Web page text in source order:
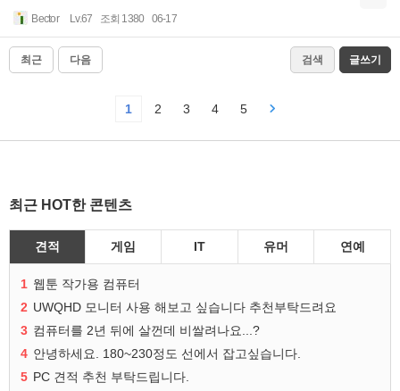
Bector Lv.67 조회 1380 06-17
최근 다음 검색 글쓰기
1 2 3 4 5
최근 HOT한 콘텐츠
견적 게임 IT 유머 연예
1 웹툰 작가용 컴퓨터
2 UWQHD 모니터 사용 해보고 싶습니다 추천부탁드려요
3 컴퓨터를 2년 뒤에 살껀데 비쌀려나요...?
4 안녕하세요. 180~230정도 선에서 잡고싶습니다.
5 PC 견적 추천 부탁드립니다.